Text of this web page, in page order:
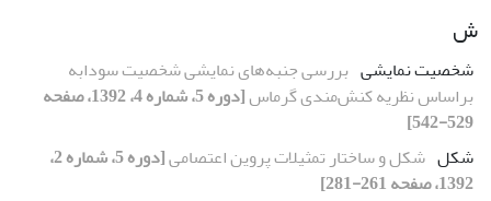
ش
شخصیت نمایشی بررسی جنبه‌های نمایشی شخصیت سودابه
براساس نظریه کنش‌مندی گرماس
[دوره 5، شماره 4، 1392، صفحه
529-542]
شکل شکل و ساختار تمثیلات پروین اعتصامی
[دوره 5، شماره 2،
1392، صفحه 261-281]